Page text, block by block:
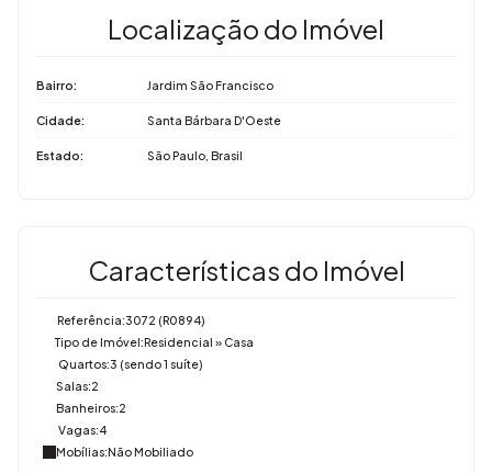
Localização do Imóvel
Bairro: Jardim São Francisco
Cidade: Santa Bárbara D'Oeste
Estado: São Paulo, Brasil
Características do Imóvel
Referência:3072 (R0894)
Tipo de Imóvel:Residencial » Casa
Quartos:3 (sendo 1 suíte)
Salas:2
Banheiros:2
Vagas:4
Mobílias:Não Mobiliado